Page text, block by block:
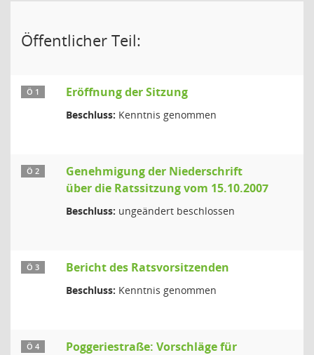
Öffentlicher Teil:
Ö 1 Eröffnung der Sitzung
Beschluss: Kenntnis genommen
Ö 2
Genehmigung der Niederschrift
über die Ratssitzung vom 15.10.2007
Beschluss: ungeändert beschlossen
Ö 3 Bericht des Ratsvorsitzenden
Beschluss: Kenntnis genommen
Ö 4
Poggeriestraße: Vorschläge für